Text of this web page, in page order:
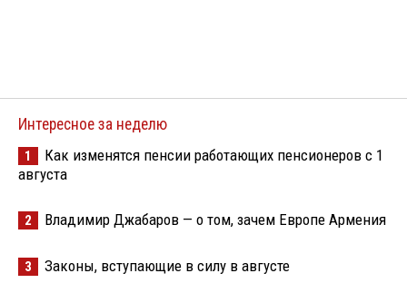
Интересное за неделю
1
Как изменятся пенсии работающих пенсионеров с 1
августа
2 Владимир Джабаров — о том, зачем Европе Армения
3 Законы, вступающие в силу в августе